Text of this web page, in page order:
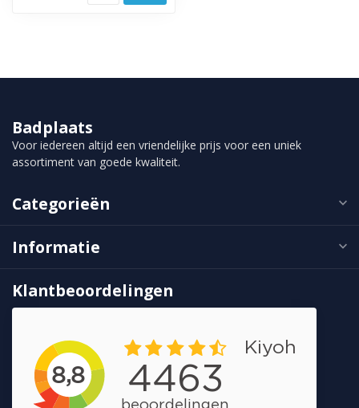
Badplaats
Voor iedereen altijd een vriendelijke prijs voor een uniek
assortiment van goede kwaliteit.
Categorieën
Informatie
Klantbeoordelingen